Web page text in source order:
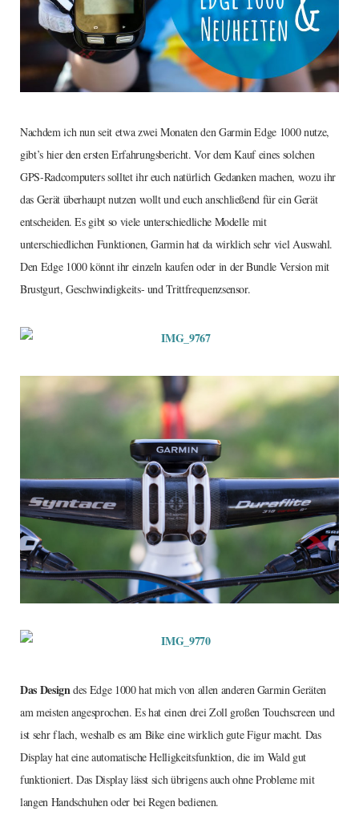
Nachdem ich nun seit etwa zwei Monaten den Garmin Edge 1000 nutze,
gibt’s hier den ersten Erfahrungsbericht. Vor dem Kauf eines solchen
GPS-Radcomputers solltet ihr euch natürlich Gedanken machen, wozu ihr
das Gerät überhaupt nutzen wollt und euch anschließend für ein Gerät
entscheiden. Es gibt so viele unterschiedliche Modelle mit
unterschiedlichen Funktionen, Garmin hat da wirklich sehr viel Auswahl.
Den Edge 1000 könnt ihr einzeln kaufen oder in der Bundle Version mit
Brustgurt, Geschwindigkeits- und Trittfrequenzsensor.
Das Designdes Edge 1000 hat mich von allen anderen Garmin Geräten
am meisten angesprochen. Es hat einen drei Zoll großen Touchscreen und
ist sehr flach, weshalb es am Bike eine wirklich gute Figur macht. Das
Display hat eine automatische Helligkeitsfunktion, die im Wald gut
funktioniert. Das Display lässt sich übrigens auch ohne Probleme mit
langen Handschuhen oder bei Regen bedienen.